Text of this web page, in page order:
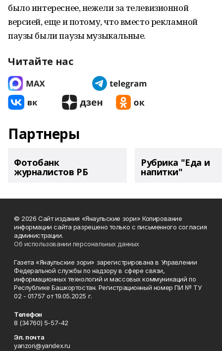
было интереснее, нежели за телевизионной
версией, еще и потому, что вместо рекламной
паузы были паузы музыкальные.
Читайте нас
Партнеры
Фотобанк
журналистов РБ
Рубрика "Еда и
напитки"
© 2026 Сайт издания «Янаульские зори» Копирование
информации сайта разрешено только с письменного согласия
администрации.
Об использовании персональных данных
Газета «Янаульские зори» зарегистрирована в Управлении
Федеральной службы по надзору в сфере связи,
информационных технологий и массовых коммуникаций по
Республике Башкортостан. Регистрационный номер ПИ № ТУ
02 - 01757 от 19.05.2025 г.
Телефон
8 (34760) 5-57-42
Эл. почта
yanzori@yandex.ru